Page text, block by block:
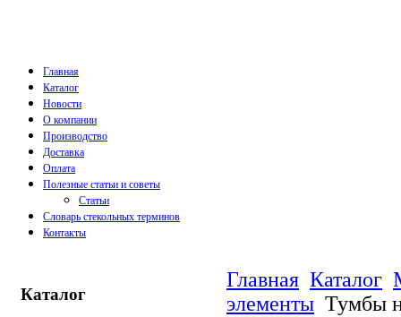
Главная
Каталог
Новости
О компании
Производство
Доставка
Оплата
Полезные статьи и советы
Статьи
Словарь стекольных терминов
Контакты
Каталог
Главная Каталог
элементы Тумбы